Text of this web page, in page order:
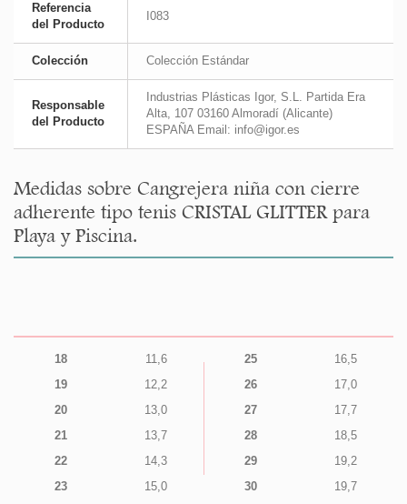
Referencia
del Producto
I083
Colección Colección Estándar
Responsable
del Producto
Industrias Plásticas Igor, S.L. Partida Era
Alta, 107 03160 Almoradí (Alicante)
ESPAÑA Email: info@igor.es
Medidas sobre Cangrejera niña con cierre
adherente tipo tenis CRISTAL GLITTER para
Playa y Piscina.
18
11,6
19
12,2
20
13,0
21
13,7
22
14,3
23
15,0
25
16,5
26
17,0
27
17,7
28
18,5
29
19,2
30
19,7